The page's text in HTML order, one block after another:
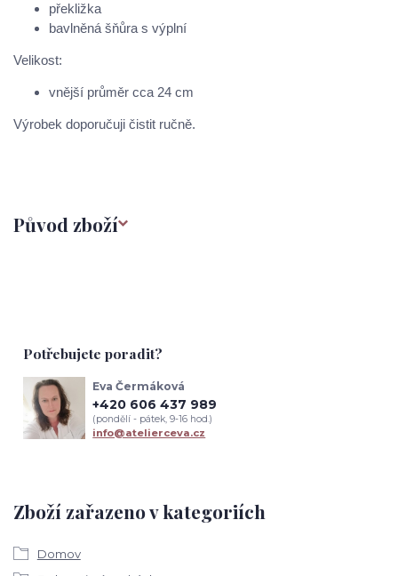
překližka
bavlněná šňůra s výplní
Velikost:
vnější průměr cca 24 cm
Výrobek doporučuji čistit ručně.
Původ zboží
Zboží zařazeno v kategoriích
Domov
Potřebujete poradit?
Eva Čermáková
+420 606 437 989
(pondělí - pátek, 9-16 hod.)
info@atelierceva.cz